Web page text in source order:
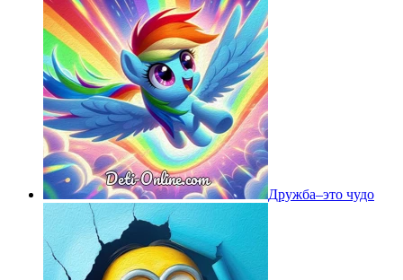
Дружба–это чудо